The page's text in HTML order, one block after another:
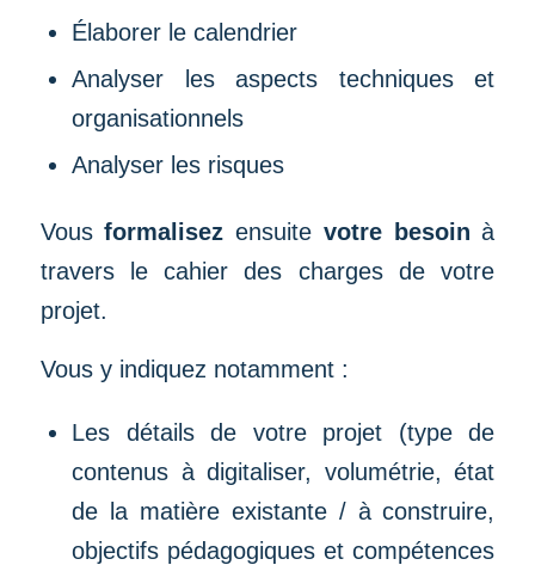
Élaborer le calendrier
Analyser les aspects techniques et
organisationnels
Analyser les risques
Vousformalisezensuite votre besoin à
travers le cahier des charges de votre
projet.
Vous y indiquez notamment :
Les détails de votre projet (type de
contenus à digitaliser, volumétrie, état
de la matière existante / à construire,
objectifs pédagogiques et compétences